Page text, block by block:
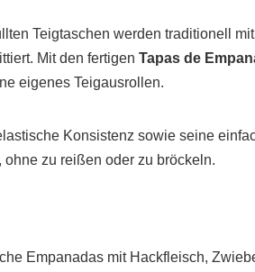
Teigtaschen werden traditionell mit
Mit den fertigen Tapas de
eigenes Teigausrollen.
Konsistenz sowie seine
zu reißen oder zu bröckeln.
Empanadas mit Hackfleisch,